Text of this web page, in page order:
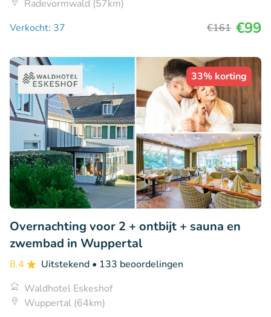
Radevormwald (57km)
Verkocht: 37
€161 €99
33% korting
Overnachting voor 2 + ontbijt + sauna en
zwembad in Wuppertal
8.4 Uitstekend • 133 beoordelingen
Waldhotel Eskeshof
Wuppertal (64km)